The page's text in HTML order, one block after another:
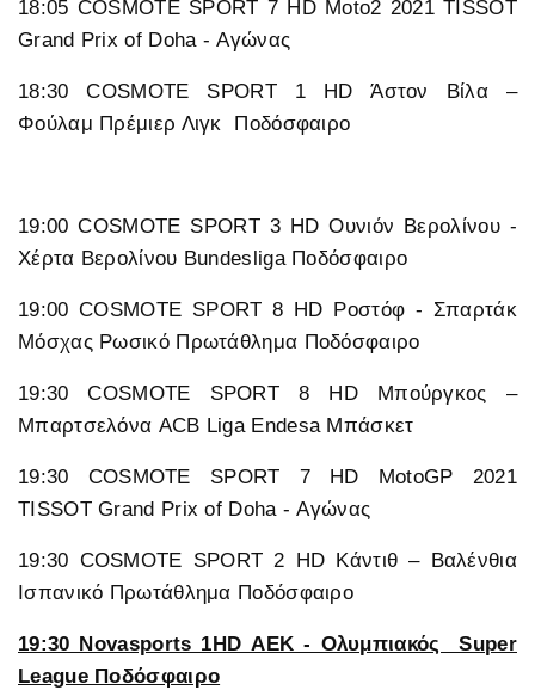
18:05 COSMOTE SPORT 7 HD Moto2 2021 TISSOT
Grand Prix of Doha - Αγώνας
18:30 COSMOTE SPORT 1 HD Άστον Βίλα –
Φούλαμ Πρέμιερ Λιγκ Ποδόσφαιρο
19:00 COSMOTE SPORT 3 HD Ουνιόν Βερολίνου -
Χέρτα Βερολίνου Bundesliga Ποδόσφαιρο
19:00 COSMOTE SPORT 8 HD Ροστόφ - Σπαρτάκ
Μόσχας Ρωσικό Πρωτάθλημα Ποδόσφαιρο
19:30 COSMOTE SPORT 8 HD Μπούργκος –
Μπαρτσελόνα ACB Liga Endesa Μπάσκετ
19:30 COSMOTE SPORT 7 HD MotoGP 2021
TISSOT Grand Prix of Doha - Αγώνας
19:30 COSMOTE SPORT 2 HD Κάντιθ – Βαλένθια
Ισπανικό Πρωτάθλημα Ποδόσφαιρο
19:30 Novasports 1HD ΑΕΚ - Ολυμπιακός Super
League Ποδόσφαιρο